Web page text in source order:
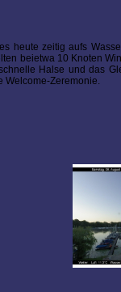
heute zeitig aufs
beietwa 10 Knoten
Halse und das
Welcome-Zeremonie.